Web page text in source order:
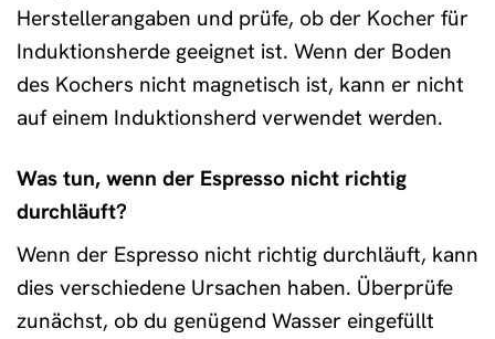
Herstellerangaben und prüfe, ob der Kocher für
Induktionsherde geeignet ist. Wenn der Boden
des Kochers nicht magnetisch ist, kann er nicht
auf einem Induktionsherd verwendet werden.
Was tun, wenn der Espresso nicht richtig
durchläuft?
Wenn der Espresso nicht richtig durchläuft, kann
dies verschiedene Ursachen haben. Überprüfe
zunächst, ob du genügend Wasser eingefüllt